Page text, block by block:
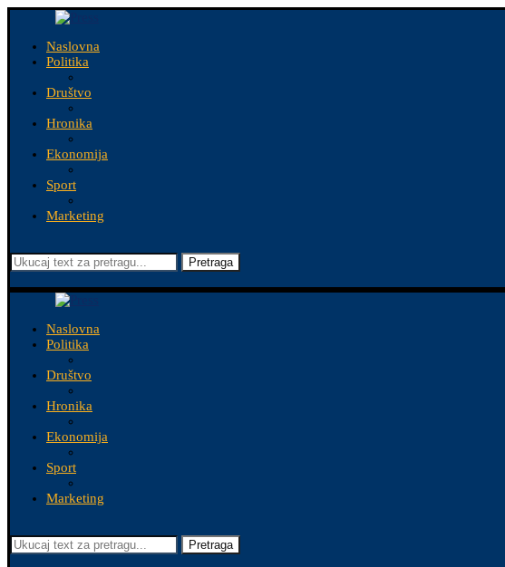
Naslovna
Politika
Društvo
Hronika
Ekonomija
Sport
Marketing
Pretraga
Naslovna
Politika
Društvo
Hronika
Ekonomija
Sport
Marketing
Pretraga